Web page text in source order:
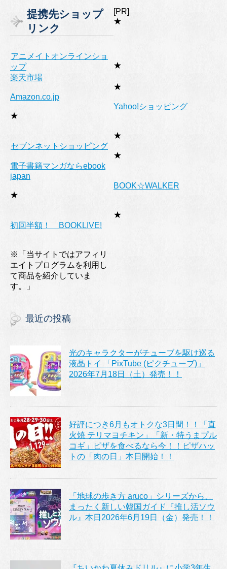
リ
ー
提携先ショップ
リンク
[PR]
★
アニメイトオンラインショ
ップ
★
楽天市場
★
Amazon.co.jp
★
Yahoo!ショッピング
★
セブンネットショッピング
★
電子書籍マンガならebook
japan
★
BOOK☆WALKER
★
初回半額！ BOOKLIVE!
※「当サイトではアフィリ
エイトプログラムを利用し
て商品を紹介していま
す。」
最近の投稿
光のキャラクターがチューブを駆け巡る
液晶トイ 「PixTube (ピクチューブ)」
2026年7月18日（土）発売！！
好評につき6月もオトクな3日間！！「直
火焼 テリマヨチキン」「新・特うまプル
コギ」ピザを食べるなら今！！ピザハッ
トの「肉の日」本日開始！！
「地球の歩き方 aruco」シリーズから、
まったく新しい韓国ガイド『推し活ソウ
ル』本日2026年6月19日（金）発売！！